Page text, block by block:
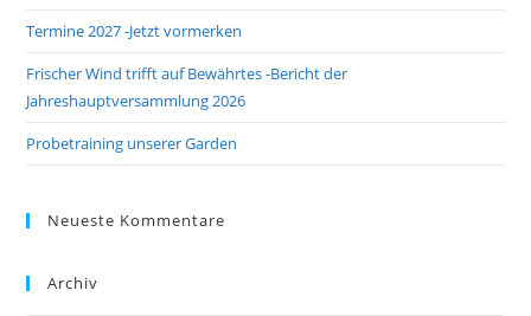
Termine 2027 -Jetzt vormerken
Frischer Wind trifft auf Bewährtes -Bericht der
Jahreshauptversammlung 2026
Probetraining unserer Garden
Neueste Kommentare
Archiv